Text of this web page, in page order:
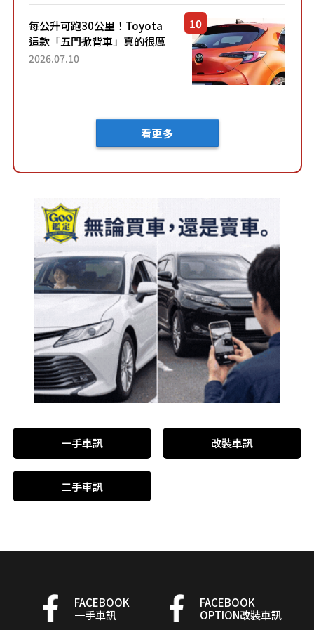
車？...
每公升可跑30公里！Toyota
這款「五門掀背車」真的很厲
害！ 擁有全長4.3公尺的「剛剛
2026.07.10
看更多
一手車訊 改裝車訊
二手車訊
FACEBOOK
一手車訊
FACEBOOK
OPTION改裝車訊